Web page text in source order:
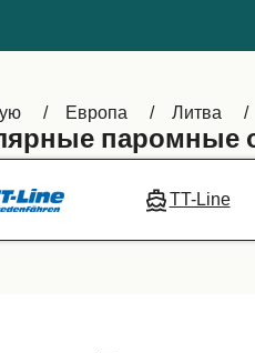
Европа Литва
паромные
TT-Line